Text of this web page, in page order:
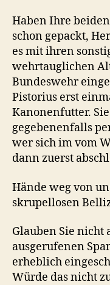
Haben Ihre
schon gepackt,
es mit ihren
wehrtauglichen
Bundeswehr
Pistorius erst
Kanonenfutter.
gegebenenfalls
wer sich im vom
dann zuerst
Hände weg von
skrupellosen
Glauben Sie nicht
ausgerufenen
erheblich
Würde das nicht